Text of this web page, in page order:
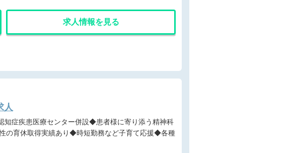
求人情報を見る
人
育休取得実績あり◆時短勤務など子育て応援◆各種